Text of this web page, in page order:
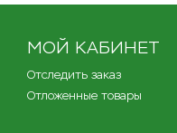
МОЙ КАБИНЕТ
Отследить заказ
Отложенные товары